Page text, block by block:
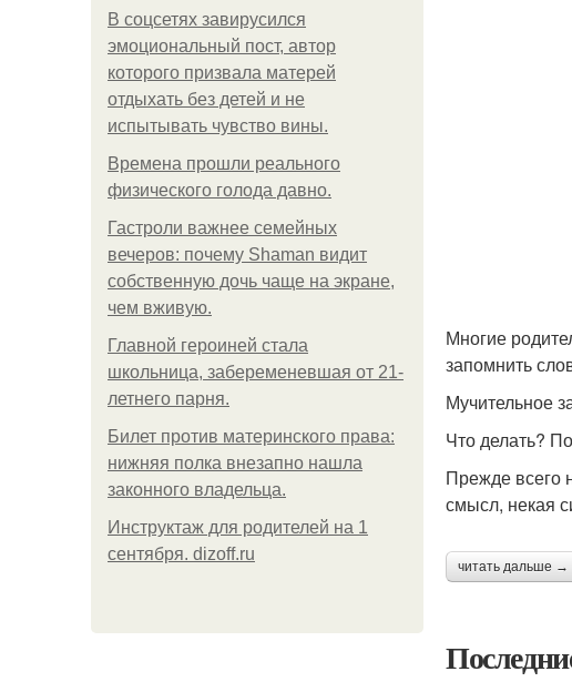
В соцсетях завирусился
эмоциональный пост, автор
которого призвала матерей
отдыхать без детей и не
испытывать чувство вины.
Bpeмена прошли реального
физического голода давно.
Гастроли важнее семейных
вечеров: почему Shaman видит
собственную дочь чаще на экране,
чем вживую.
Главной героиней стала
школьница, забеременевшая от 21-
летнего парня.
Билет против материнского права:
нижняя полка внезапно нашла
законного владельца.
Инструктаж для родителей на 1
сентября. dizoff.ru
Многие
запомнить
Мучительное
Что делать?
Прежде всего
смысл, некая
читать дальше →